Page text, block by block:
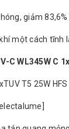
giảm
một cách tĩnh
WL345W C
T5 25W HFS